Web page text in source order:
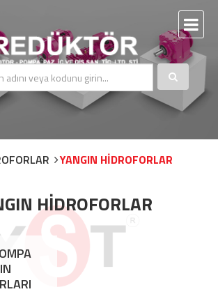
YANGIN HİDROFORLAR
HİDROFORLAR